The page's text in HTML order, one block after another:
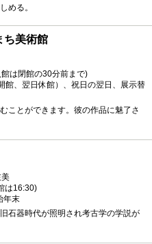
める。
ち美術館
は閉館の30分前まで)
館、翌日休館）、祝日の翌日、展示替
ことができます。彼の作品に魅了さ
は16:30)
年末
石器時代が照明され考古学の学説が